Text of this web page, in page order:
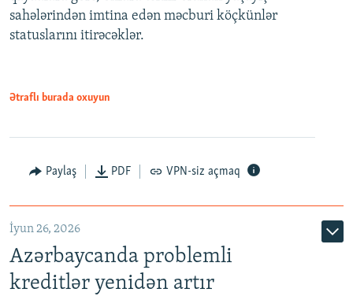
Auto 240p 360p 480p
720p 1080p
720p
sahələrindən imtina edən məcburi köçkünlər
statuslarını itirəcəklər.
Ətraflı burada oxuyun
Paylaş PDF VPN-siz açmaq
İyun 26, 2026
Azərbaycanda problemli
kreditlər yenidən artır